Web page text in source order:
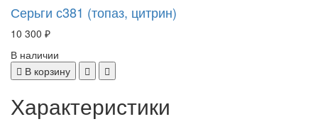
Серьги с381 (топаз, цитрин)
10 300 ₽
В наличии
В корзину
Характеристики